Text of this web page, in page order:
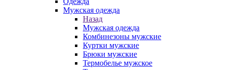
Мужская одежда
Назад
Мужская одежда
Комбинезоны мужские
Куртки мужские
Брюки мужские
Термобелье мужское